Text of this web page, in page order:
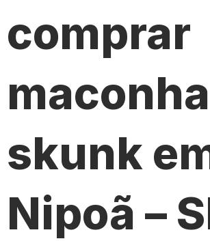
comprar
skunk
Nipoã –